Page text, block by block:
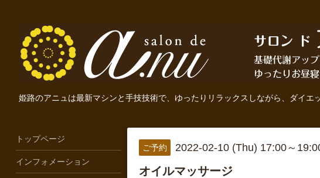
姫路のアニュは最新マシンと手技技術で、ゆったりリラックスしながら、ダイ
ご予約 2022-02-10 (Thu) 17:00～
オイルマッサージ
トップページ
インフォメーション